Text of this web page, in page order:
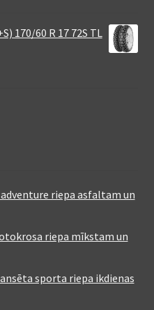
170/60 R 17 72S TL
riepa asfaltam un
riepa mīkstam un
sporta riepa ikdienas